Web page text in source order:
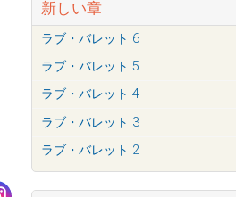
新しい章
ラブ・バレット 6
ラブ・バレット 5
ラブ・バレット 4
ラブ・バレット 3
ラブ・バレット 2